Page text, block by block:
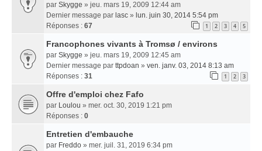
par Skygge » jeu. mars 19, 2009 12:44 am
Dernier message par lasc » lun. juin 30, 2014 5:54 pm
Réponses : 67 1 2 3 4 5
Francophones vivants à Tromsø / environs
par Skygge » jeu. mars 19, 2009 12:45 am
Dernier message par ttpdoan » ven. janv. 03, 2014 8:13 am
Réponses : 31 1 2 3
Offre d'emploi chez Fafo
par Loulou » mer. oct. 30, 2019 1:21 pm
Réponses : 0
Entretien d'embauche
par Freddo » mer. juil. 31, 2019 6:34 pm